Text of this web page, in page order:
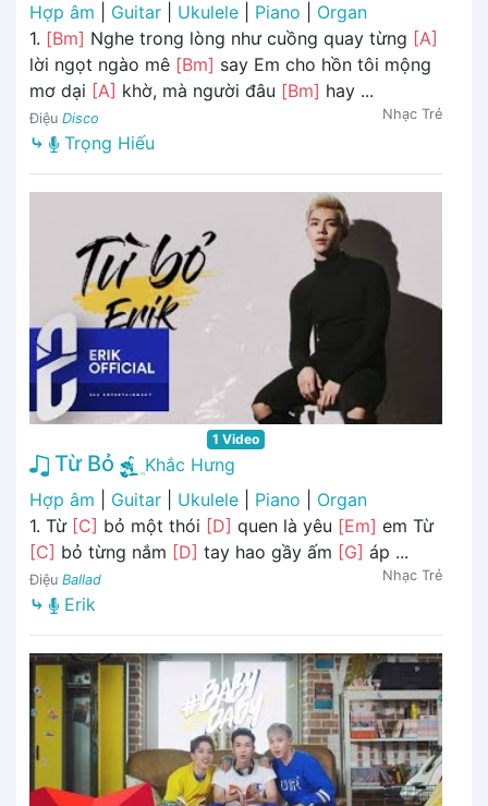
Hợp âm
Guitar Ukulele Piano
Organ
1. [Bm] Nghe trong lòng như cuồng quay từng [A]
lời ngọt ngào mê [Bm] say Em cho hồn tôi mộng
mơ dại [A] khờ, mà người đâu [Bm] hay ...
Điệu Disco Nhạc Trẻ
⤷ Trọng Hiếu
1 Video
Từ Bỏ
Khắc Hưng
Hợp âm
Guitar Ukulele Piano
Organ
1. Từ [C] bỏ một thói [D] quen là yêu [Em] em Từ
[C] bỏ từng nắm [D] tay hao gầy ấm [G] áp ...
Điệu Ballad Nhạc Trẻ
⤷ Erik